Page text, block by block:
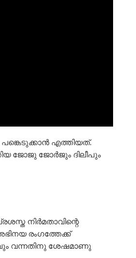
എത്തിയത്.
ജോജു ജോർജും ദിലീപും
നിർമതാവിന്റെ
രംഗത്തേക്ക്
വന്നതിനു ശേഷമാണു